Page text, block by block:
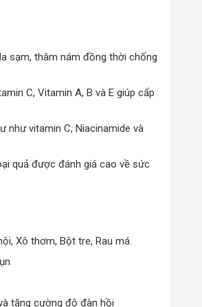
sạm, thâm nám đồng thời chống
C, Vitamin A, B và E giúp cấp
như vitamin C, Niacinamide và
quả được đánh giá cao về sức
Xô thơm, Bột tre, Rau má.
tăng cường độ đàn hồi